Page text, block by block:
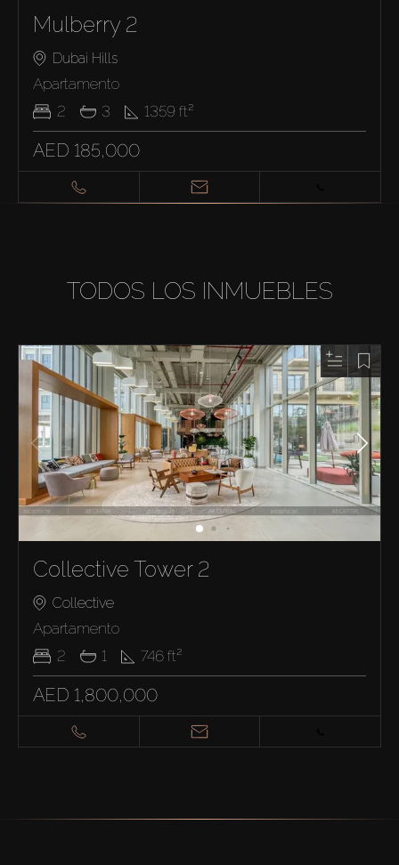
Mulberry 2
Dubai Hills
Apartamento
2
3 1359 ft²
AED 185,000
TODOS LOS INMUEBLES
Collective Tower 2
Collective
Apartamento
2
1 746 ft²
AED 1,800,000